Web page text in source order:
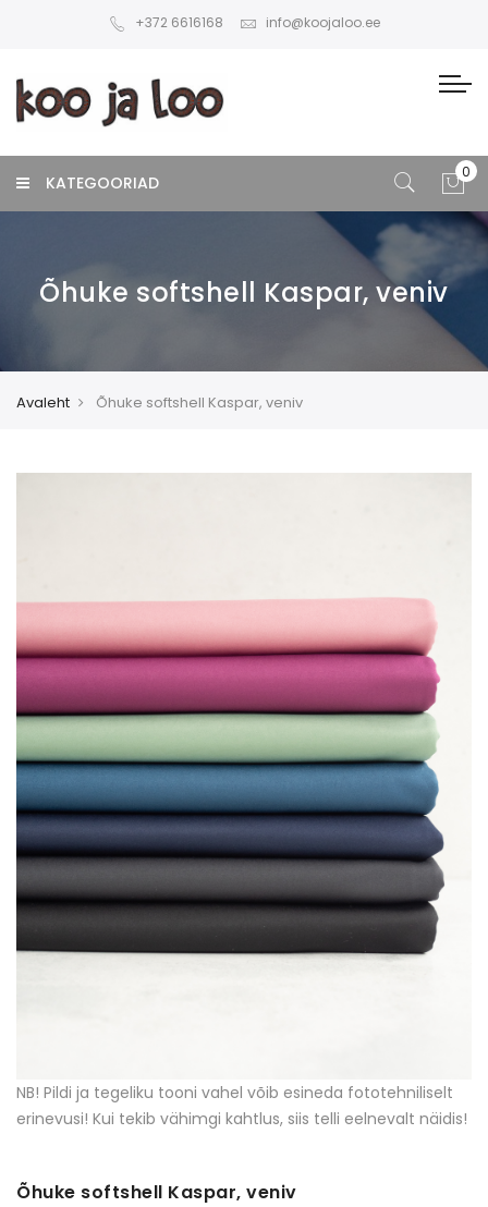
+372 6616168 info@koojaloo.ee
KATEGOORIAD
Õhuke softshell Kaspar, veniv
Avaleht Õhuke softshell Kaspar, veniv
NB! Pildi ja tegeliku tooni vahel võib esineda fototehniliselt
erinevusi! Kui tekib vähimgi kahtlus, siis telli eelnevalt näidis!
Õhuke softshell Kaspar, veniv